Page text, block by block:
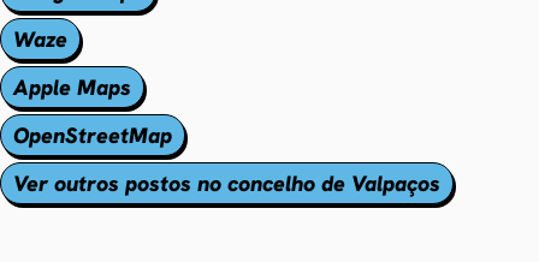
Waze
Apple Maps
OpenStreetMap
Ver outros postos no concelho de Valpaços